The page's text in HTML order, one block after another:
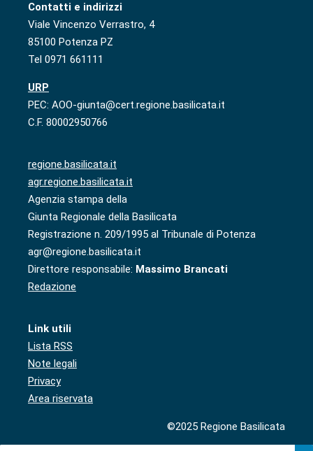
Contatti e indirizzi
Viale Vincenzo Verrastro, 4
85100 Potenza PZ
Tel 0971 661111
URP
PEC: AOO-giunta@cert.regione.basilicata.it
C.F. 80002950766
regione.basilicata.it
agr.regione.basilicata.it
Agenzia stampa della
Giunta Regionale della Basilicata
Registrazione n. 209/1995 al Tribunale di Potenza
agr@regione.basilicata.it
Direttore responsabile: Massimo Brancati
Redazione
Link utili
Lista RSS
Note legali
Privacy
Area riservata
©2025 Regione Basilicata